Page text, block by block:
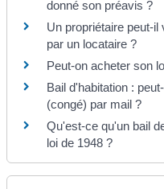
donné son préavis ?
Un propriétaire peut-il
par un locataire ?
Peut-on acheter son
Bail d'habitation :
(congé) par mail ?
Qu'est-ce qu'un bail
loi de 1948 ?